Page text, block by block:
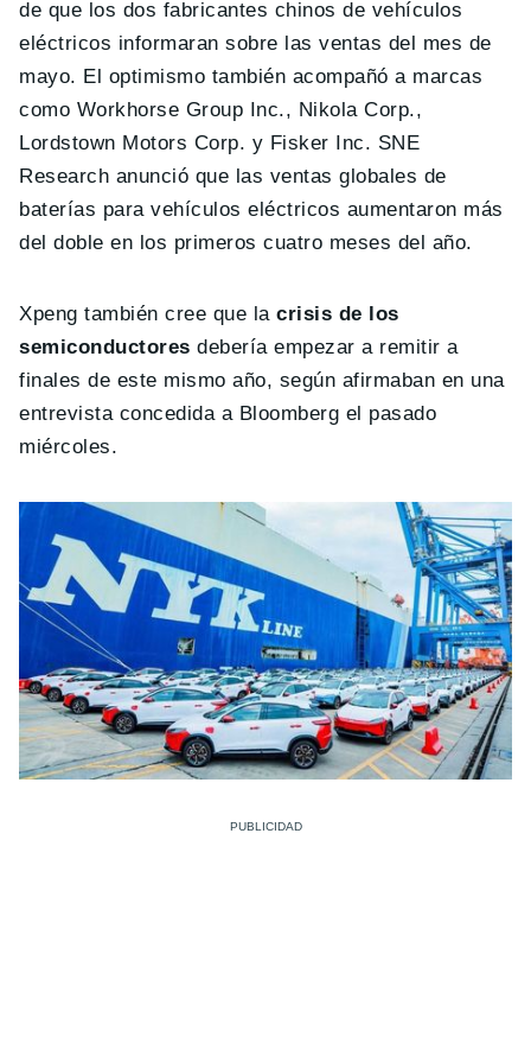
de que los dos fabricantes chinos de vehículos
eléctricos informaran sobre las ventas del mes de
mayo. El optimismo también acompañó a marcas
como Workhorse Group Inc., Nikola Corp.,
Lordstown Motors Corp. y Fisker Inc. SNE
Research anunció que las ventas globales de
baterías para vehículos eléctricos aumentaron más
del doble en los primeros cuatro meses del año.
Xpeng también cree que lacrisis de los
semiconductores debería empezar a remitir a
finales de este mismo año, según afirmaban en una
entrevista concedida a Bloomberg el pasado
miércoles.